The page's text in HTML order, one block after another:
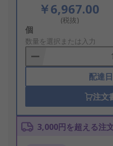
￥6,967.00
(税抜)
Add
to
Basket
個
数量を選択または入力
配達
注文
3,000円を超える注